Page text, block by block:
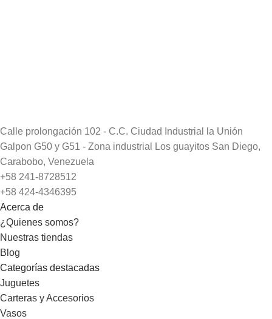
Calle prolongación 102 - C.C. Ciudad Industrial la Unión
Galpon G50 y G51 - Zona industrial Los guayitos San Diego,
Carabobo, Venezuela
+58 241-8728512
+58 424-4346395
Acerca de
¿Quienes somos?
Nuestras tiendas
Blog
Categorías destacadas
Juguetes
Carteras y Accesorios
Vasos